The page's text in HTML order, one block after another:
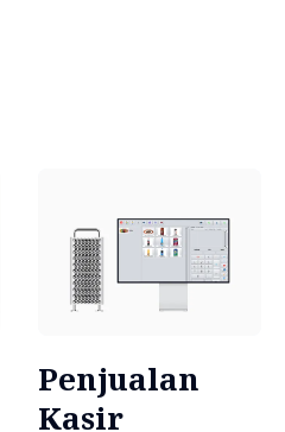
Penjualan
Kasir